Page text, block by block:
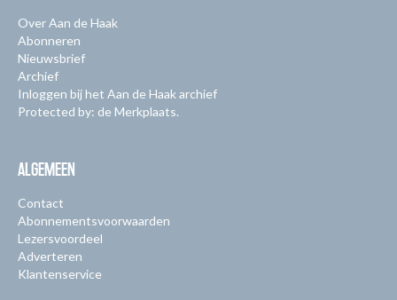
Over Aan de Haak
Abonneren
Nieuwsbrief
Archief
Inloggen bij het Aan de Haak archief
Protected by: de Merkplaats.
ALGEMEEN
Contact
Abonnementsvoorwaarden
Lezersvoordeel
Adverteren
Klantenservice